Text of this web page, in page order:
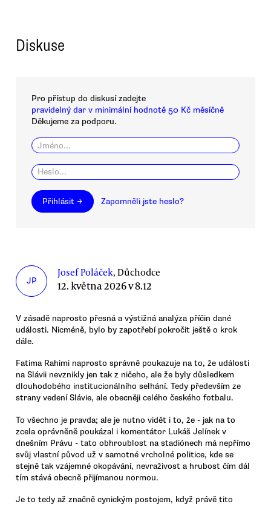
Diskuse
Pro přístup do diskusí zadejte
pravidelný dar v minimální hodnotě 50 Kč měsíčně
Děkujeme za podporu.
Přihlásit → Zapomněli jste heslo?
JP
Josef Poláček, Důchodce
12. května 2026 v 8.12
V zásadě naprosto přesná a výstižná analýza příčin dané
události. Nicméně, bylo by zapotřebí pokročit ještě o krok
dále.
Fatima Rahimi naprosto správně poukazuje na to, že události
na Slávii nevznikly jen tak z ničeho, ale že byly důsledkem
dlouhodobého institucionálního selhání. Tedy především ze
strany vedení Slávie, ale obecněji celého českého fotbalu.
To všechno je pravda; ale je nutno vidět i to, že - jak na to
zcela oprávněně poukázal i komentátor Lukáš Jelínek v
dnešním Právu - tato obhroublost na stadiónech má nepřímo
svůj vlastní původ už v samotné vrcholné politice, kde se
stejně tak vzájemné okopávání, nevraživost a hrubost čím dál
tím stává obecně přijímanou normou.
Je to tedy až značně cynickým postojem, když právě tito